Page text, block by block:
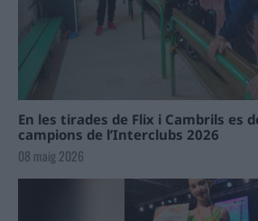
En les tirades de Flix i Cambrils es
campions de l’Interclubs 2026
08 maig 2026